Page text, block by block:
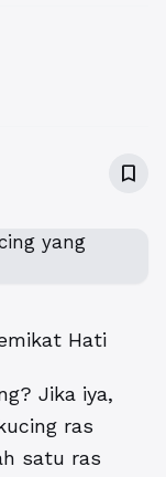
bookmark_border
Hati
Jika iya,
ras
satu ras